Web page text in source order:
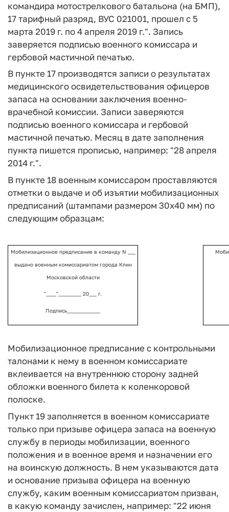
командира мотострелкового батальона (на БМП),
17 тарифный разряд, ВУС 021001, прошел с 5
марта 2019 г. по 4 апреля 2019 г.". Запись
заверяется подписью военного комиссара и
гербовой мастичной печатью.
В пункте 17 производятся записи о результатах
медицинского освидетельствования офицеров
запаса на основании заключения военно-
врачебной комиссии. Записи заверяются
подписью военного комиссара и гербовой
мастичной печатью. Месяц в дате заполнения
пункта пишется прописью, например: "28 апреля
2014 г.".
В пункте 18 военным комиссаром проставляются
отметки о выдаче и об изъятии мобилизационных
предписаний (штампами размером 30x40 мм) по
следующим образцам:
Мобилизационное предписание в команду N ___
выдано военным комиссариатом города Клин
Московской области
"____"_________ 20___ г.
Подпись_____________
Мобилизационное предписание с контрольными
талонами к нему в военном комиссариате
вклеивается на внутреннюю сторону задней
обложки военного билета к коленкоровой
полоске.
Пункт 19 заполняется в военном комиссариате
только при призыве офицера запаса на военную
службу в периоды мобилизации, военного
положения и в военное время и назначении его
на воинскую должность. В нем указываются дата
и основание призыва офицера на военную
службу, каким военным комиссариатом призван,
в какую команду зачислен, например: "22 июня